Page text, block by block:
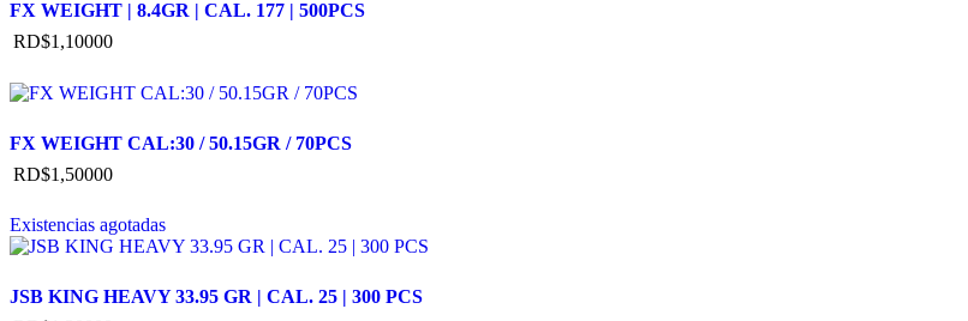
FX WEIGHT | 8.4GR | CAL. 177 | 500PCS
RD$1,10000
FX WEIGHT CAL:30 / 50.15GR / 70PCS
RD$1,50000
Existencias agotadas
JSB KING HEAVY 33.95 GR | CAL. 25 | 300 PCS